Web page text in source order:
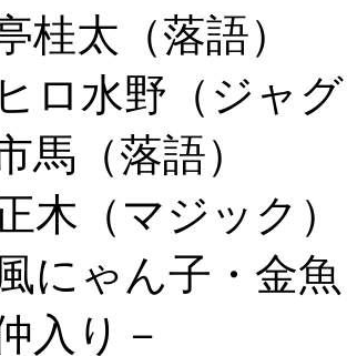
桂太（落語）
ロ水野（ジャ
馬（落語）
木（マジック）
にゃん子・金
入り－